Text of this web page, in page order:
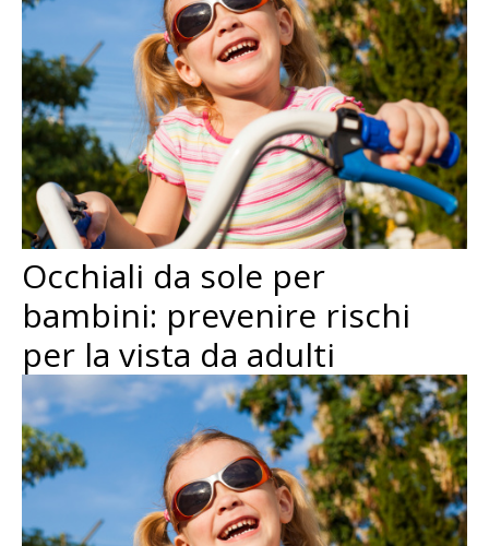
Occhiali da sole per
bambini: prevenire rischi
per la vista da adulti